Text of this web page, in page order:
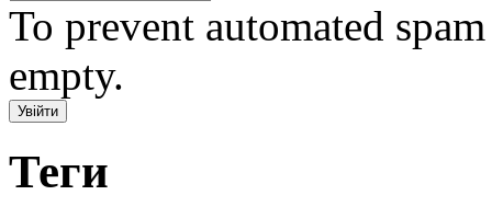
To prevent automated
empty.
Теги